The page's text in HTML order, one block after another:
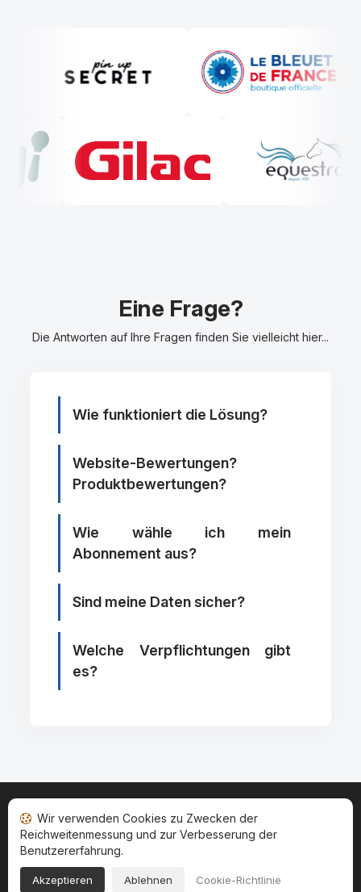
Eine Frage?
Die Antworten auf Ihre Fragen finden Sie vielleicht hier...
Wie funktioniert die Lösung?
Website-Bewertungen?
Produktbewertungen?
Wie wähle ich mein
Abonnement aus?
Sind meine Daten sicher?
Welche Verpflichtungen gibt
es?
Startseite Ihr Bewertungsstatus
Kategorien
Allgemeine Nutzungsbedingugen
Cookies
Copyright © 2026
Alle Rechte vorbehalten.
Wir verwenden Cookies zu Zwecken der
Reichweitenmessung und zur Verbesserung der
Benutzererfahrung.
Akzeptieren Ablehnen Cookie-Richtlinie